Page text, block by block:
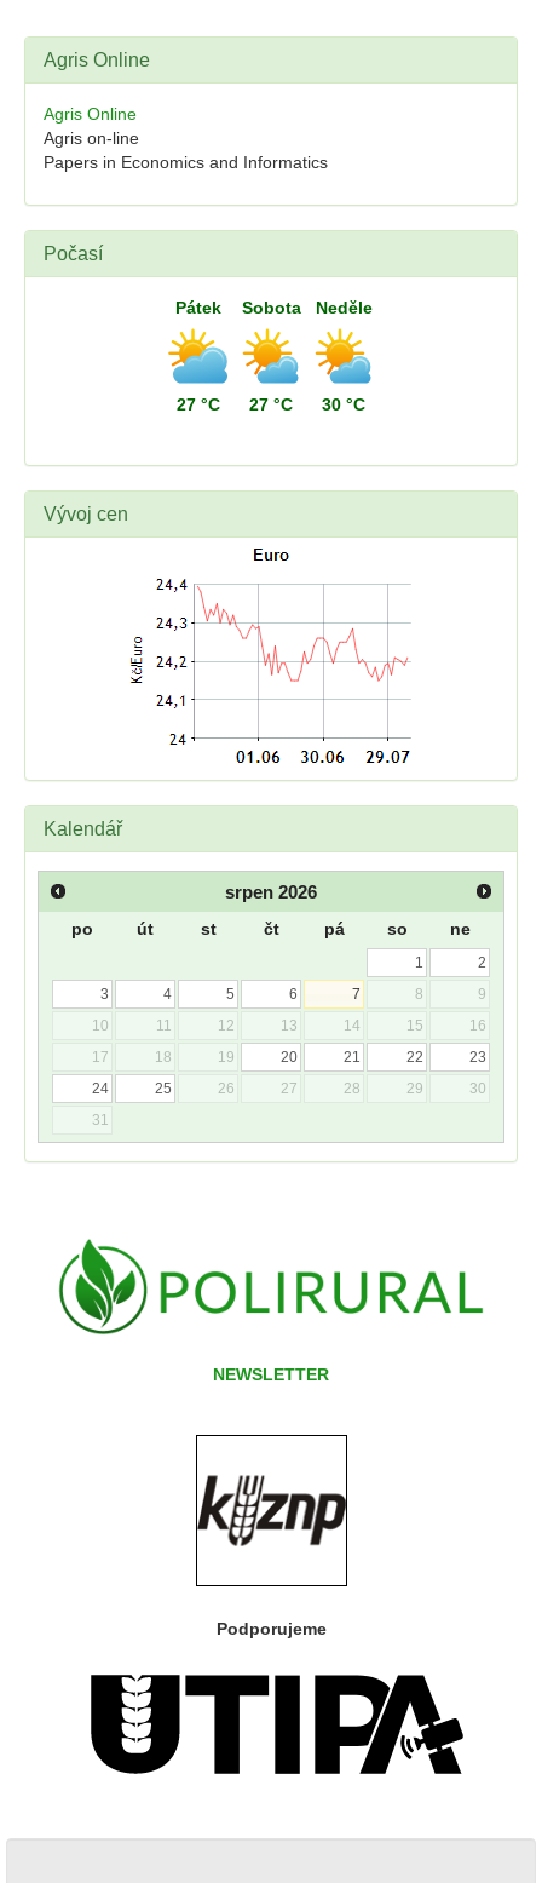
Agris Online
Agris Online
Agris on-line
Papers in Economics and Informatics
Počasí
Pátek
27 °C
Sobota
27 °C
Neděle
30 °C
Vývoj cen
Kalendář
srpen 2026
po út st čt pá so ne
1
2
3
4 5 6 7 8
9
10
11 12 13 14 15
16
17
18 19 20 21 22
23
24
25 26 27 28 29
30
31
NEWSLETTER
Podporujeme